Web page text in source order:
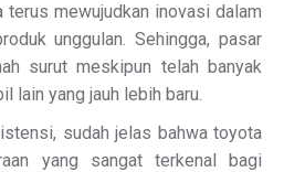
terus mewujudkan inovasi dalam
unggulan. Sehingga, pasar
surut meskipun telah banyak
lain yang jauh lebih baru.
sudah jelas bahwa toyota
yang sangat terkenal bagi